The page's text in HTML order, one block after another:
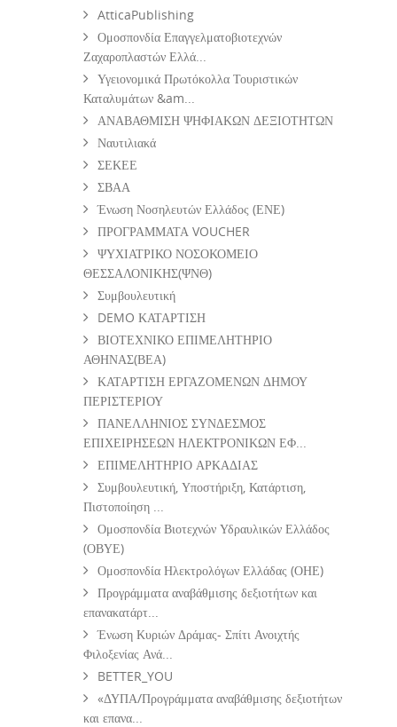
AtticaPublishing
Ομοσπονδία Επαγγελματοβιοτεχνών
Ζαχαροπλαστών Ελλά...
Υγειονομικά Πρωτόκολλα Τουριστικών
Καταλυμάτων &am...
ΑΝΑΒΑΘΜΙΣΗ ΨΗΦΙΑΚΩΝ ΔΕΞΙΟΤΗΤΩΝ
Ναυτιλιακά
ΣΕΚΕΕ
ΣΒΑΑ
Ένωση Νοσηλευτών Ελλάδος (ΕΝΕ)
ΠΡΟΓΡΑΜΜΑΤΑ VOUCHER
ΨΥΧΙΑΤΡΙΚΟ ΝΟΣΟΚΟΜΕΙΟ
ΘΕΣΣΑΛΟΝΙΚΗΣ(ΨΝΘ)
Συμβουλευτική
DEMO ΚΑΤΑΡΤΙΣΗ
ΒΙΟΤΕΧΝΙΚΟ ΕΠΙΜΕΛΗΤΗΡΙΟ
ΑΘΗΝΑΣ(ΒΕΑ)
ΚΑΤΑΡΤΙΣΗ ΕΡΓΑΖΟΜΕΝΩΝ ΔΗΜΟΥ
ΠΕΡΙΣΤΕΡΙΟΥ
ΠΑΝΕΛΛΗΝΙΟΣ ΣΥΝΔΕΣΜΟΣ
ΕΠΙΧΕΙΡΗΣΕΩΝ ΗΛΕΚΤΡΟΝΙΚΩΝ ΕΦ...
ΕΠΙΜΕΛΗΤΗΡΙΟ ΑΡΚΑΔΙΑΣ
Συμβουλευτική, Υποστήριξη, Κατάρτιση,
Πιστοποίηση ...
Ομοσπονδία Βιοτεχνών Υδραυλικών Ελλάδος
(ΟΒΥΕ)
Ομοσπονδία Ηλεκτρολόγων Ελλάδας (ΟΗΕ)
Προγράμματα αναβάθμισης δεξιοτήτων και
επανακατάρτ...
Ένωση Κυριών Δράμας- Σπίτι Ανοιχτής
Φιλοξενίας Ανά...
BETTER_YOU
«ΔΥΠΑ/Προγράμματα αναβάθμισης δεξιοτήτων
και επανα...